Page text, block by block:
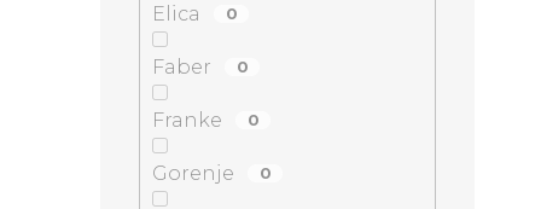
Elica 0
Faber 0
Franke 0
Gorenje 0